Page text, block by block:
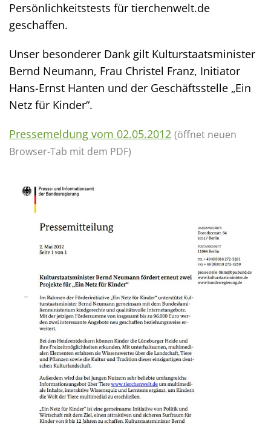
Persönlichkeitstests für tierchenwelt.de
geschaffen.
Unser besonderer Dank gilt Kulturstaatsminister
Bernd Neumann, Frau Christel Franz, Initiator
Hans-Ernst Hanten und der Geschäftsstelle „Ein
Netz für Kinder“.
Pressemeldung vom 02.05.2012 (öffnet neuen
Browser-Tab mit dem PDF)